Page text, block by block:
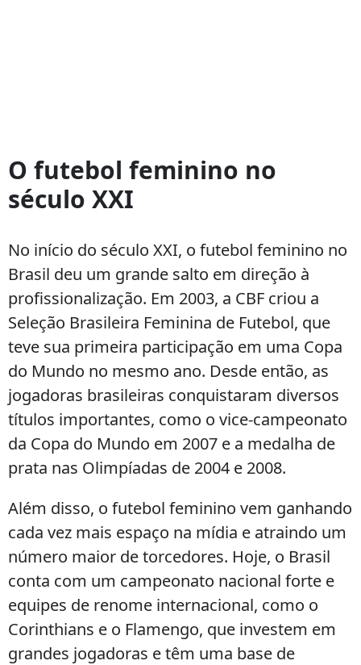
O futebol feminino no
século XXI
No início do século XXI, o futebol feminino no
Brasil deu um grande salto em direção à
profissionalização. Em 2003, a CBF criou a
Seleção Brasileira Feminina de Futebol, que
teve sua primeira participação em uma Copa
do Mundo no mesmo ano. Desde então, as
jogadoras brasileiras conquistaram diversos
títulos importantes, como o vice-campeonato
da Copa do Mundo em 2007 e a medalha de
prata nas Olimpíadas de 2004 e 2008.
Além disso, o futebol feminino vem ganhando
cada vez mais espaço na mídia e atraindo um
número maior de torcedores. Hoje, o Brasil
conta com um campeonato nacional forte e
equipes de renome internacional, como o
Corinthians e o Flamengo, que investem em
grandes jogadoras e têm uma base de